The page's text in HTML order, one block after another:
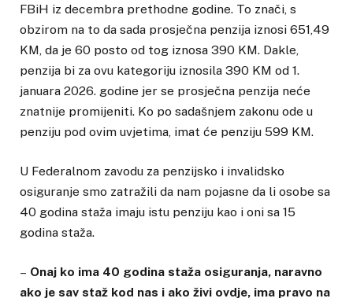
FBiH iz decembra prethodne godine. To znači, s
obzirom na to da sada prosječna penzija iznosi 651,49
KM, da je 60 posto od tog iznosa 390 KM. Dakle,
penzija bi za ovu kategoriju iznosila 390 KM od 1.
januara 2026. godine jer se prosječna penzija neće
znatnije promijeniti. Ko po sadašnjem zakonu ode u
penziju pod ovim uvjetima, imat će penziju 599 KM.
U Federalnom zavodu za penzijsko i invalidsko
osiguranje smo zatražili da nam pojasne da li osobe sa
40 godina staža imaju istu penziju kao i oni sa 15
godina staža.
– Onaj ko ima 40 godina staža osiguranja, naravno
ako je sav staž kod nas i ako živi ovdje, ima pravo na